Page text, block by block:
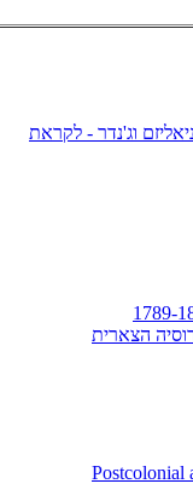
וג'נדר - לקראת
הצארית
Postcolonial